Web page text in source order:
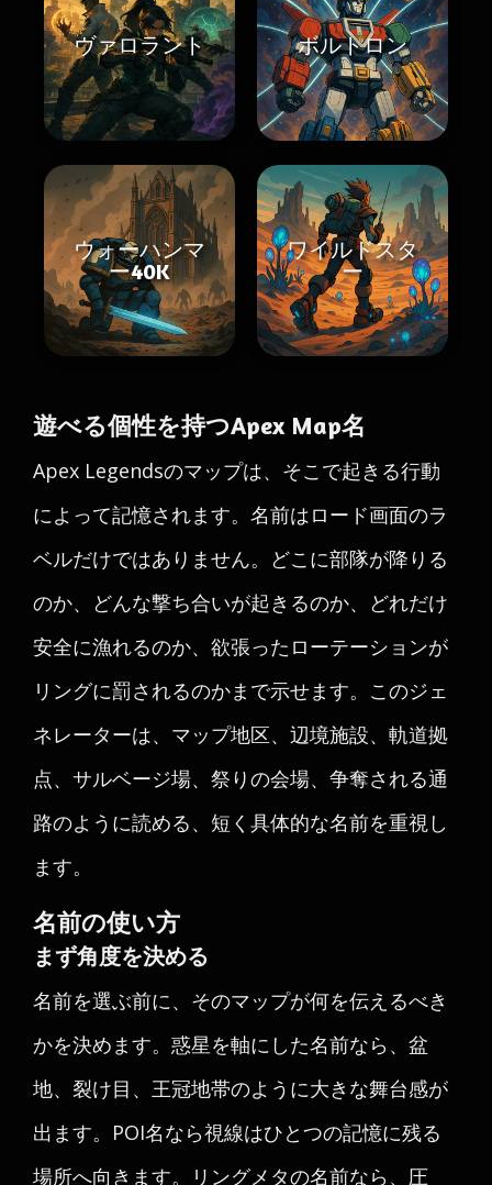
ヴァロラント ボルトロン
ウォーハンマ
ー40K
ワイルドスタ
ー
遊べる個性を持つApex Map名
Apex Legendsのマップは、そこで起きる行動
によって記憶されます。名前はロード画面のラ
ベルだけではありません。どこに部隊が降りる
のか、どんな撃ち合いが起きるのか、どれだけ
安全に漁れるのか、欲張ったローテーションが
リングに罰されるのかまで示せます。このジェ
ネレーターは、マップ地区、辺境施設、軌道拠
点、サルベージ場、祭りの会場、争奪される通
路のように読める、短く具体的な名前を重視し
ます。
名前の使い方
まず角度を決める
名前を選ぶ前に、そのマップが何を伝えるべき
かを決めます。惑星を軸にした名前なら、盆
地、裂け目、王冠地帯のように大きな舞台感が
出ます。POI名なら視線はひとつの記憶に残る
場所へ向きます。リングメタの名前なら、圧